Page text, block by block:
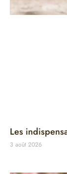
Les
3 août 2026